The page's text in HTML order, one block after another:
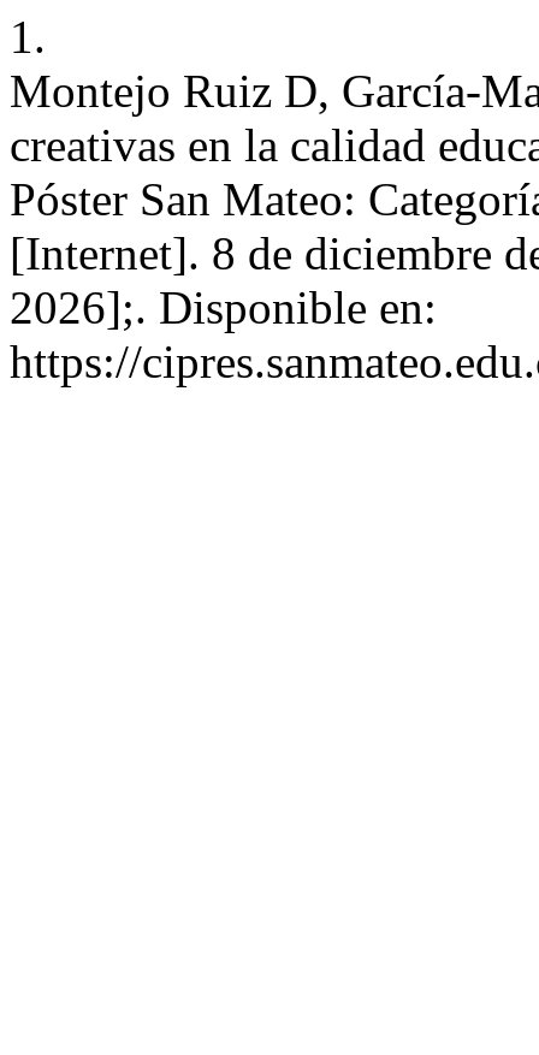
1.
Montejo Ruiz D, García-
creativas en la calidad
Póster San Mateo:
[Internet]. 8 de diciembre
2026];. Disponible en:
https://